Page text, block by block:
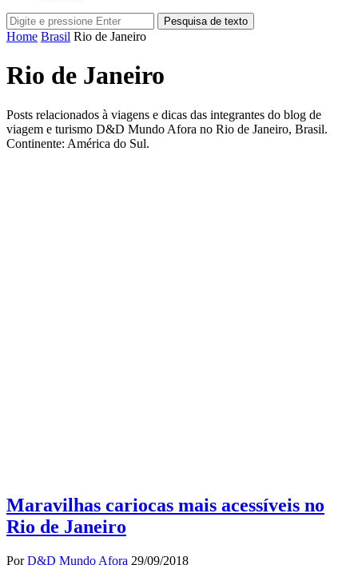
Pesquisa de texto
Home Brasil Rio de Janeiro
Rio de Janeiro
Posts relacionados à viagens e dicas das integrantes do blog de
viagem e turismo D&D Mundo Afora no Rio de Janeiro, Brasil.
Continente: América do Sul.
Maravilhas cariocas mais acessíveis no
Rio de Janeiro
PorD&D Mundo Afora 29/09/2018